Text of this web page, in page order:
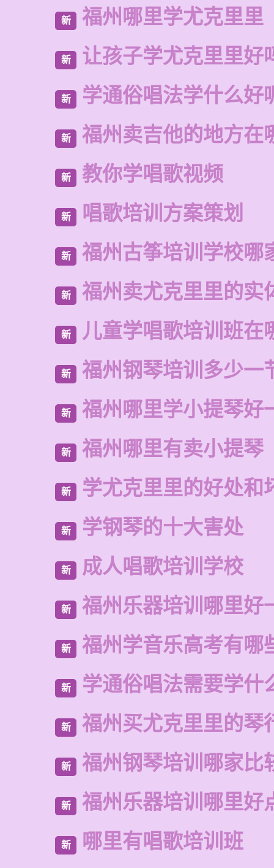
新 福州哪里学尤克里里
新 让孩子学尤克里里好
新 学通俗唱法学什么好
新 福州卖吉他的地方在
新 教你学唱歌视频
新 唱歌培训方案策划
新 福州古筝培训学校哪
新 福州卖尤克里里的实
新 儿童学唱歌培训班在
新 福州钢琴培训多少一
新 福州哪里学小提琴好
新 福州哪里有卖小提琴
新 学尤克里里的好处和
新 学钢琴的十大害处
新 成人唱歌培训学校
新 福州乐器培训哪里好
新 福州学音乐高考有哪
新 学通俗唱法需要学什
新 福州买尤克里里的琴
新 福州钢琴培训哪家比
新 福州乐器培训哪里好
新 哪里有唱歌培训班